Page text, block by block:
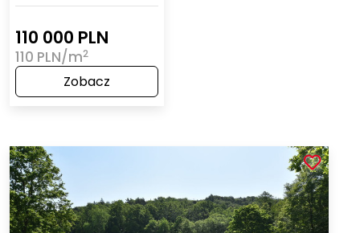
110 000 PLN
110 PLN/m2
Zobacz